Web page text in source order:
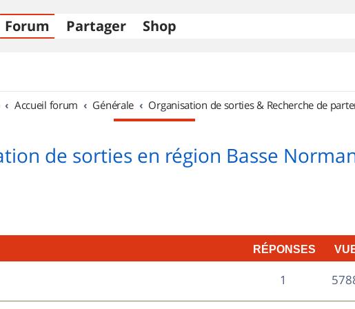
Forum Partager Shop
Accueil forum Générale Organisation de sorties & Recherche de
de sorties en région Basse
RÉPONSES
1
é